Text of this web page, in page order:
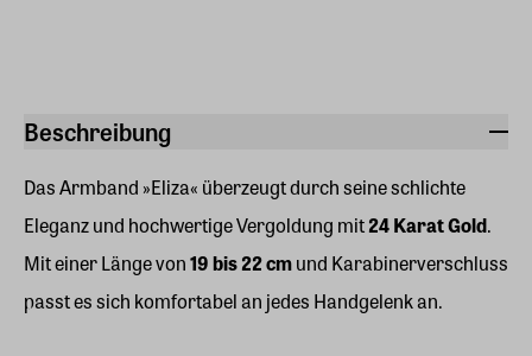
Beschreibung
Das Armband »Eliza« überzeugt durch seine schlichte
Eleganz und hochwertige Vergoldung mit24 Karat Gold.
Mit einer Länge von19 bis 22 cmund Karabinerverschluss
passt es sich komfortabel an jedes Handgelenk an.